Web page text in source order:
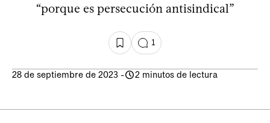
“porque es persecución antisindical”
1
28 de septiembre de 2023 - 2 minutos de lectura